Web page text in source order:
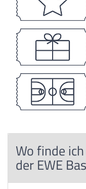
Wo finde
der EWE